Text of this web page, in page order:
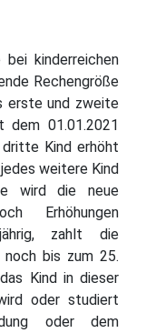
kinderreichen
Rechengröße
erste und zweite
dem 01.01.2021
Kind erhöht
weitere Kind
wird die neue
Erhöhungen
zahlt die
noch bis zum 25.
Kind in dieser
oder studiert
oder dem